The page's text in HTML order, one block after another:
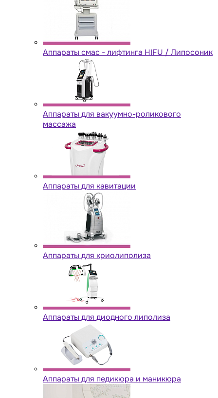
Аппараты cмас - лифтинга HIFU / Липосоник
Аппараты для вакуумно-роликового
массажа
Аппараты для кавитации
Аппараты для криолиполиза
Аппараты для диодного липолиза
Аппараты для педикюра и маникюра